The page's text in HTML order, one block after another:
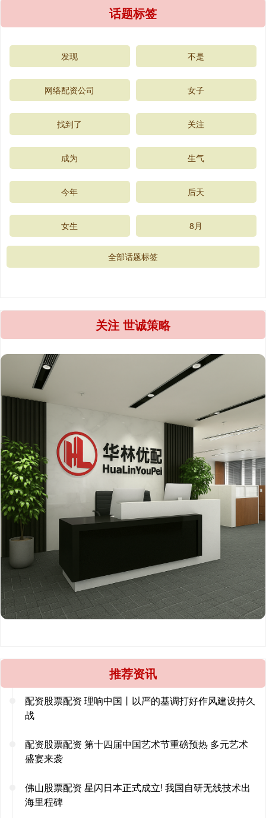
话题标签
发现 不是
网络配资公司 女子
找到了 关注
成为 生气
今年 后天
女生 8月
全部话题标签
关注 世诚策略
推荐资讯
配资股票配资 理响中国丨以严的基调打好作风建设持久
战
配资股票配资 第十四届中国艺术节重磅预热 多元艺术
盛宴来袭
佛山股票配资 星闪日本正式成立! 我国自研无线技术出
海里程碑